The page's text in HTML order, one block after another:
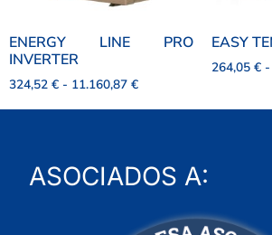
ENERGY LINE PRO
INVERTER
324,52 € - 11.160,87 €
EASY
264,05 € -
ASOCIADOS A: